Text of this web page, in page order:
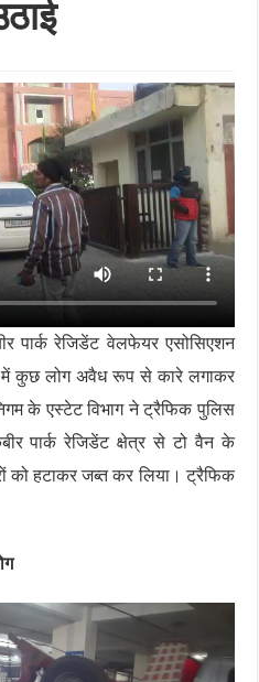
पार्क रेजिडेंट वेलफेयर एसोसिएशन
में कुछ लोग अवैध रूप से कारे लगाकर
के एस्टेट विभाग ने ट्रैफिक पुलिस
पार्क रेजिडेंट क्षेत्र से टो वैन के
को हटाकर जब्त कर लिया। ट्रैफिक